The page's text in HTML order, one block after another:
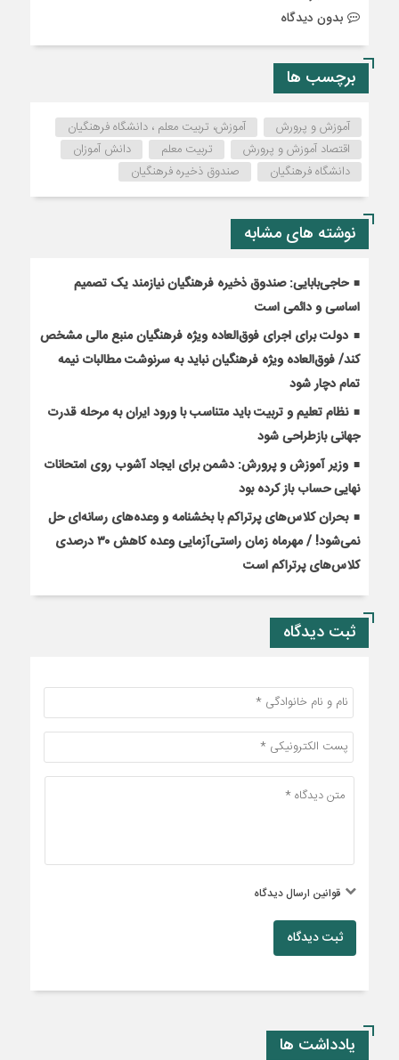
بدون دیدگاه
برچسب ها
آموزش و پرورش
آموزش، تربیت معلم ، دانشگاه فرهنگیان
اقتصاد آموزش و پرورش
تربیت معلم
دانش آموزان
دانشگاه فرهنگیان
صندوق ذخیره فرهنگیان
نوشته های مشابه
حاجی‌بابایی: صندوق ذخیره فرهنگیان نیازمند یک تصمیم
اساسی و دائمی است
دولت برای اجرای فوق‌العاده ویژه فرهنگیان منبع مالی مشخص
کند/ فوق‌العاده ویژه فرهنگیان نباید به سرنوشت مطالبات نیمه‌
تمام دچار شود
نظام تعلیم و تربیت باید متناسب با ورود ایران به مرحله قدرت
جهانی بازطراحی شود
وزیر آموزش و پرورش: دشمن برای ایجاد آشوب روی امتحانات
نهایی حساب باز کرده بود
بحران کلاس‌های پرتراکم با بخشنامه و وعده‌های رسانه‌ای حل
نمی‌شود! / مهرماه زمان راستی‌آزمایی وعده کاهش ۳۰ درصدی
کلاس‌های پرتراکم است
ثبت دیدگاه
قوانین ارسال دیدگاه
ثبت دیدگاه
یادداشت ها